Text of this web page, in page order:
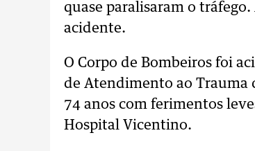
quase paralisaram o
acidente.
O Corpo de Bombeiros foi
de Atendimento ao Trauma
74 anos com ferimentos
Hospital Vicentino.